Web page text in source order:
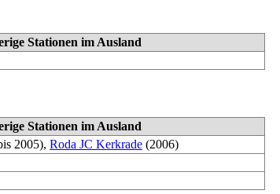
Stationen im Ausland
Stationen im Ausland
2005), Roda JC Kerkrade (2006)